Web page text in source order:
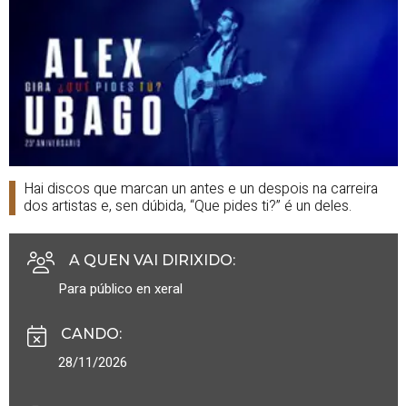
Hai discos que marcan un antes e un despois na carreira
dos artistas e, sen dúbida, “Que pides ti?” é un deles.
A QUEN VAI DIRIXIDO:
Para público en xeral
CANDO:
28/11/2026